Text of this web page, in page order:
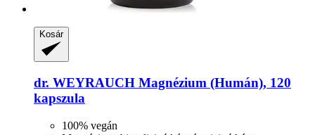
Kosár
dr. WEYRAUCH Magnézium (Humán), 120
kapszula
100% vegán